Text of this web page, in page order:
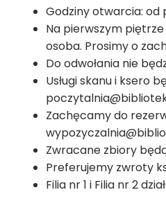
Godziny otwarcia: od
Na pierwszym
osoba. Prosimy o
Do odwołania nie
Usługi skanu i ksero
Zachęcamy do
Zwracane zbiory
Preferujemy zwroty
Filia nr 1 i Filia nr 2